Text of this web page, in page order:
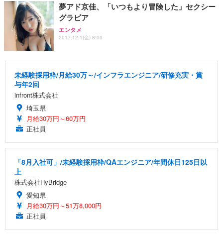
夢アド京佳、「いつもより冒険した」セクシー
グラビア
エンタメ
2017.12.1(金) 8:00
未経験採用枠/月給30万～/インフラエンジニア/研修充実・賞
与年2回
infront株式会社
埼玉県
月給30万円～60万円
正社員
「8月入社可」/未経験採用枠/QAエンジニア/年間休日125日以
上
株式会社HyBridge
愛知県
月給30万円～51万8,000円
正社員